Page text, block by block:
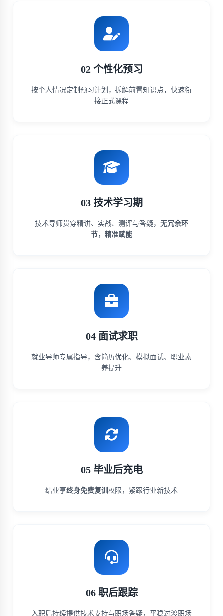
02 个性化预习
按个人情况定制预习计划，拆解前置知识点，快速衔
接正式课程
03 技术学习期
技术导师贯穿精讲、实战、测评与答疑， 无冗余环
节，精准赋能
04 面试求职
就业导师专属指导，含简历优化、模拟面试、职业素
养提升
05 毕业后充电
结业享终身免费复训 权限，紧跟行业新技术
06 职后跟踪
入职后持续提供技术支持与职场答疑，平稳过渡职场